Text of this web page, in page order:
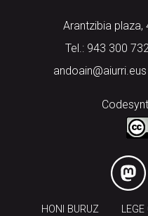
Arantzibia plaza,
Tel.: 943 300
HONI BURUZ